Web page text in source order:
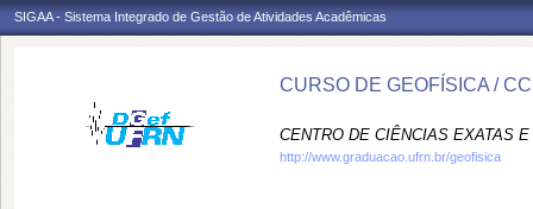
SIGAA - Sistema Integrado de Gestão de Atividades Acadêmicas
CURSO DE GEOFÍSICA /
CENTRO DE CIÊNCIAS EXATAS
http://www.graduacao.ufrn.br/geofisica